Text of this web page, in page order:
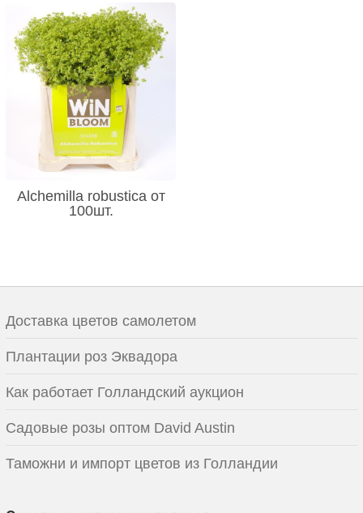
Alchemilla robustica от
100шт.
Доставка цветов самолетом
Плантации роз Эквадора
Как работает Голландский аукцион
Садовые розы оптом David Austin
Таможни и импорт цветов из Голландии